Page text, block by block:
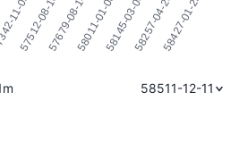
58511-12-11